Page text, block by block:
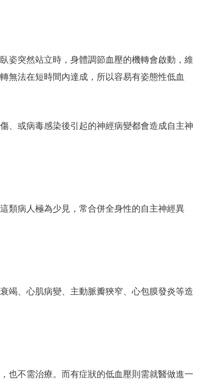
姿突然站立時，身體調節血壓的機轉會啟動，維
無法在短時間內達成，所以容易有姿態性低血
、或病毒感染後引起的神經病變都會造成自主神
類病人極為少見，常合併全身性的自主神經異
竭、心肌病變、主動脈瓣狹窄、心包膜發炎等造
也不需治療。而有症狀的低血壓則需就醫做進一